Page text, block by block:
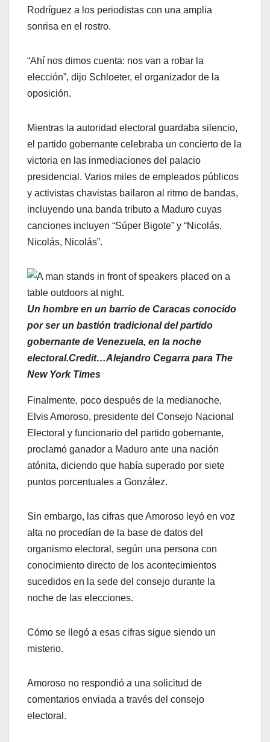
Rodríguez a los periodistas con una amplia
sonrisa en el rostro.
“Ahí nos dimos cuenta: nos van a robar la
elección”, dijo Schloeter, el organizador de la
oposición.
Mientras la autoridad electoral guardaba silencio,
el partido gobernante celebraba un concierto de la
victoria en las inmediaciones del palacio
presidencial. Varios miles de empleados públicos
y activistas chavistas bailaron al ritmo de bandas,
incluyendo una banda tributo a Maduro cuyas
canciones incluyen “Súper Bigote” y “Nicolás,
Nicolás, Nicolás”.
Un hombre en un barrio de Caracas conocido
por ser un bastión tradicional del partido
gobernante de Venezuela, en la noche
electoral.Credit…Alejandro Cegarra para The
New York Times
Finalmente, poco después de la medianoche,
Elvis Amoroso, presidente del Consejo Nacional
Electoral y funcionario del partido gobernante,
proclamó ganador a Maduro ante una nación
atónita, diciendo que había superado por siete
puntos porcentuales a González.
Sin embargo, las cifras que Amoroso leyó en voz
alta no procedían de la base de datos del
organismo electoral, según una persona con
conocimiento directo de los acontecimientos
sucedidos en la sede del consejo durante la
noche de las elecciones.
Cómo se llegó a esas cifras sigue siendo un
misterio.
Amoroso no respondió a una solicitud de
comentarios enviada a través del consejo
electoral.